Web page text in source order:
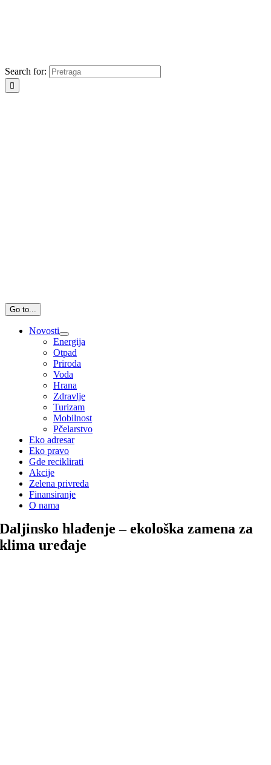
Search for:
Go to...
Novosti
Energija
Otpad
Priroda
Voda
Hrana
Zdravlje
Turizam
Mobilnost
Pčelarstvo
Eko adresar
Eko pravo
Gde reciklirati
Akcije
Zelena privreda
Finansiranje
O nama
Daljinsko hlađenje – ekološka zamena za
klima uređaje